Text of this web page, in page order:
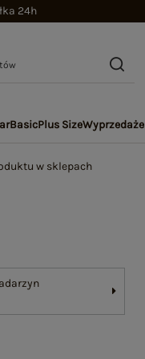
24h
BasicPlus SizeWyprzedaże
w sklepach